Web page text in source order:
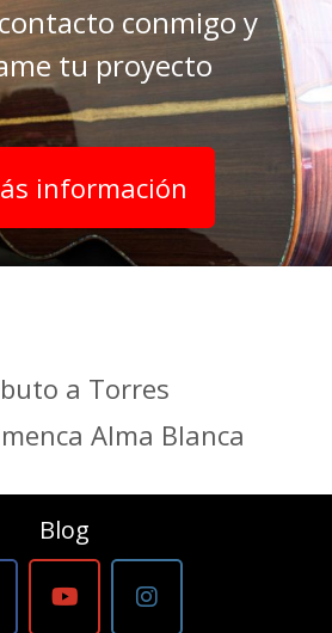
conmigo y
tu proyecto
información
a Torres
Alma Blanca
Blog